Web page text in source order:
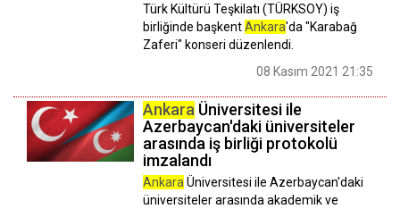
Türk Kültürü Teşkilatı (TÜRKSOY) iş
birliğinde başkentAnkara'da "Karabağ
Zaferi" konseri düzenlendi.
08 Kasım 2021 21:35
Ankara Üniversitesi ile
Azerbaycan'daki üniversiteler
arasında iş birliği protokolü
imzalandı
Ankara Üniversitesi ile Azerbaycan'daki
üniversiteler arasında akademik ve